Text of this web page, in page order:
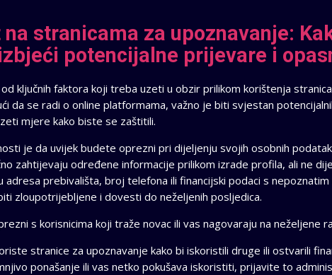
stranicama za upoznavanje:
potencijalne prijevare i
ključnih faktora koji treba uzeti u obzir prilikom korištenja
da se radi o online platformama, važno je biti svjestan
mjere kako biste se zaštitili.
je da uvijek budete oprezni pri dijeljenju svojih osobnih
zahtijevaju određene informacije prilikom izrade profila, ali ne
adresa prebivališta, broj telefona ili financijski podaci s nepoznatim
zloupotrijebljene i dovesti do neželjenih posljedica.
s korisnicima koji traže novac ili vas nagovaraju na neželjene
stranice za upoznavanje kako bi iskoristili druge ili ostvarili
ponašanje ili vas netko pokušava iskoristiti, prijavite to